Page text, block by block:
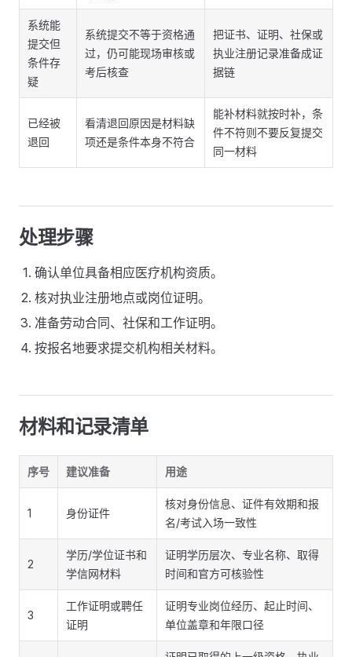
系统能
提交但
条件存
疑
系统提交不等于资格通
过，仍可能现场审核或
考后核查
把证书、证明、社保或
执业注册记录准备成证
据链
已经被
退回
看清退回原因是材料缺
项还是条件本身不符合
能补材料就按时补，条
件不符则不要反复提交
同一材料
处理步骤
确认单位具备相应医疗机构资质。
核对执业注册地点或岗位证明。
准备劳动合同、社保和工作证明。
按报名地要求提交机构相关材料。
材料和记录清单
序号 建议准备 用途
1 身份证件
核对身份信息、证件有效期和报
名/考试入场一致性
2
学历/学位证书和
学信网材料
证明学历层次、专业名称、取得
时间和官方可核验性
3
工作证明或聘任
证明
证明专业岗位经历、起止时间、
单位盖章和年限口径